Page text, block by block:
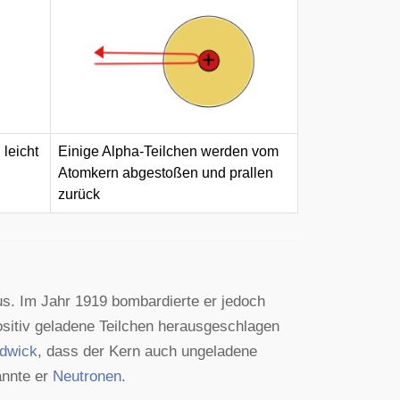
leicht
Einige Alpha-Teilchen werden vom
Atomkern abgestoßen und prallen
zurück
Im Jahr 1919 bombardierte er jedoch
geladene Teilchen herausgeschlagen
, dass der Kern auch ungeladene
er Neutronen.